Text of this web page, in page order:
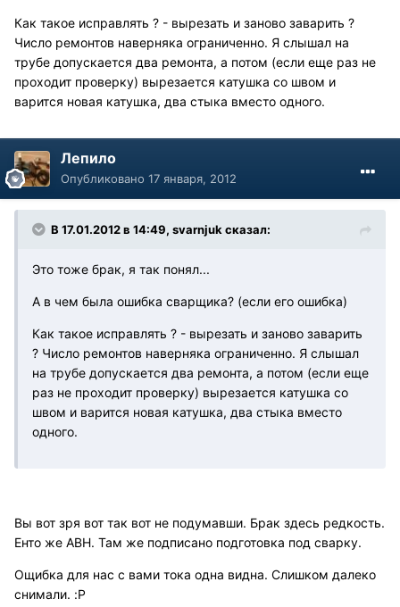
Как такое исправлять ? - вырезать и заново заварить ?
Число ремонтов наверняка ограниченно. Я слышал на
трубе допускается два ремонта, а потом (если еще раз не
проходит проверку) вырезается катушка со швом и
варится новая катушка, два стыка вместо одного.
Лепило
Опубликовано 17 января, 2012
В 17.01.2012 в 14:49, svarnjuk сказал:
Это тоже брак, я так понял...
А в чем была ошибка сварщика? (если его ошибка)
Как такое исправлять ? - вырезать и заново заварить
? Число ремонтов наверняка ограниченно. Я слышал
на трубе допускается два ремонта, а потом (если еще
раз не проходит проверку) вырезается катушка со
швом и варится новая катушка, два стыка вместо
одного.
Вы вот зря вот так вот не подумавши. Брак здесь редкость.
Енто же АВН. Там же подписано подготовка под сварку.
Ощибка для нас с вами тока одна видна. Слишком далеко
снимали. :P